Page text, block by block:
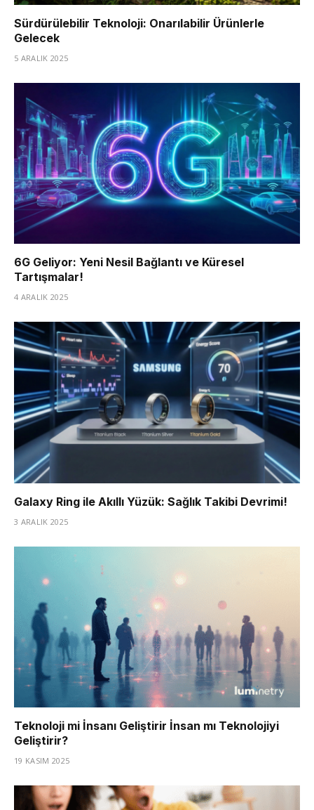
Sürdürülebilir Teknoloji: Onarılabilir Ürünlerle
Gelecek
5 ARALIK 2025
6G Geliyor: Yeni Nesil Bağlantı ve Küresel
Tartışmalar!
4 ARALIK 2025
Galaxy Ring ile Akıllı Yüzük: Sağlık Takibi Devrimi!
3 ARALIK 2025
Teknoloji mi İnsanı Geliştirir İnsan mı Teknolojiyi
Geliştirir?
19 KASIM 2025